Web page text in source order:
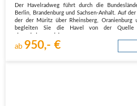
Der Havelradweg führt durch die
Berlin, Brandenburg und Sachsen-Anhalt. Auf
der der Müritz über Rheinsberg, Oranienburg
begleiten Sie die Havel von der Quelle
ab 950,- €